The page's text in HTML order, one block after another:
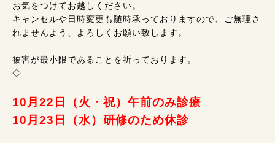
お気をつけてお越しください。
キャンセルや日時変更も随時承っておりますので、ご無理さ
れませんよう、よろしくお願い致します。
被害が最小限であることを祈っております。
◇
10月22日（火・祝）午前のみ診療
10月23日（水）研修のため休診